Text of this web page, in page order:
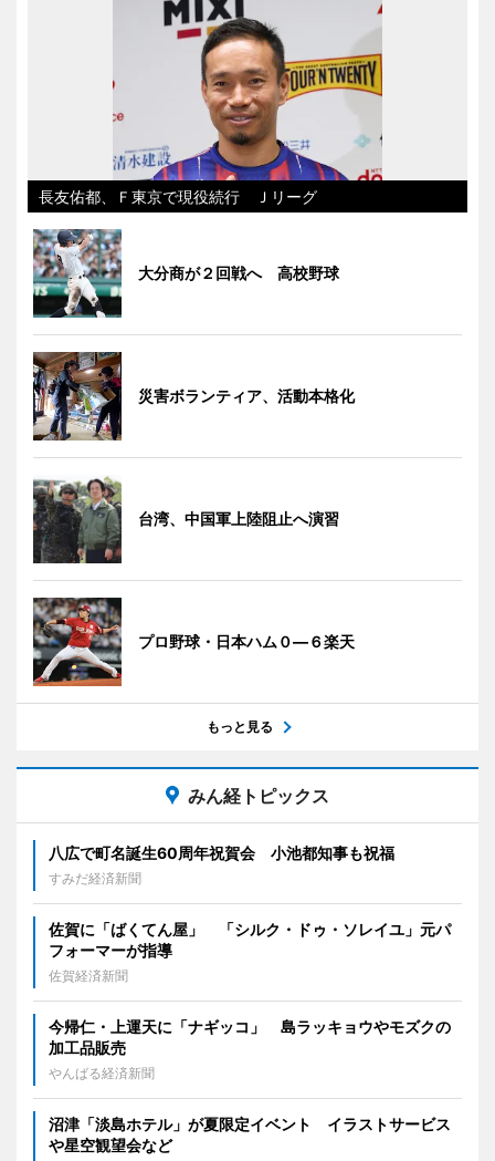
長友佑都、Ｆ東京で現役続行 Ｊリーグ
大分商が２回戦へ 高校野球
災害ボランティア、活動本格化
台湾、中国軍上陸阻止へ演習
プロ野球・日本ハム０―６楽天
もっと見る
みん経トピックス
八広で町名誕生60周年祝賀会 小池都知事も祝福
すみだ経済新聞
佐賀に「ばくてん屋」 「シルク・ドゥ・ソレイユ」元パ
フォーマーが指導
佐賀経済新聞
今帰仁・上運天に「ナギッコ」 島ラッキョウやモズクの
加工品販売
やんばる経済新聞
沼津「淡島ホテル」が夏限定イベント イラストサービス
や星空観望会など